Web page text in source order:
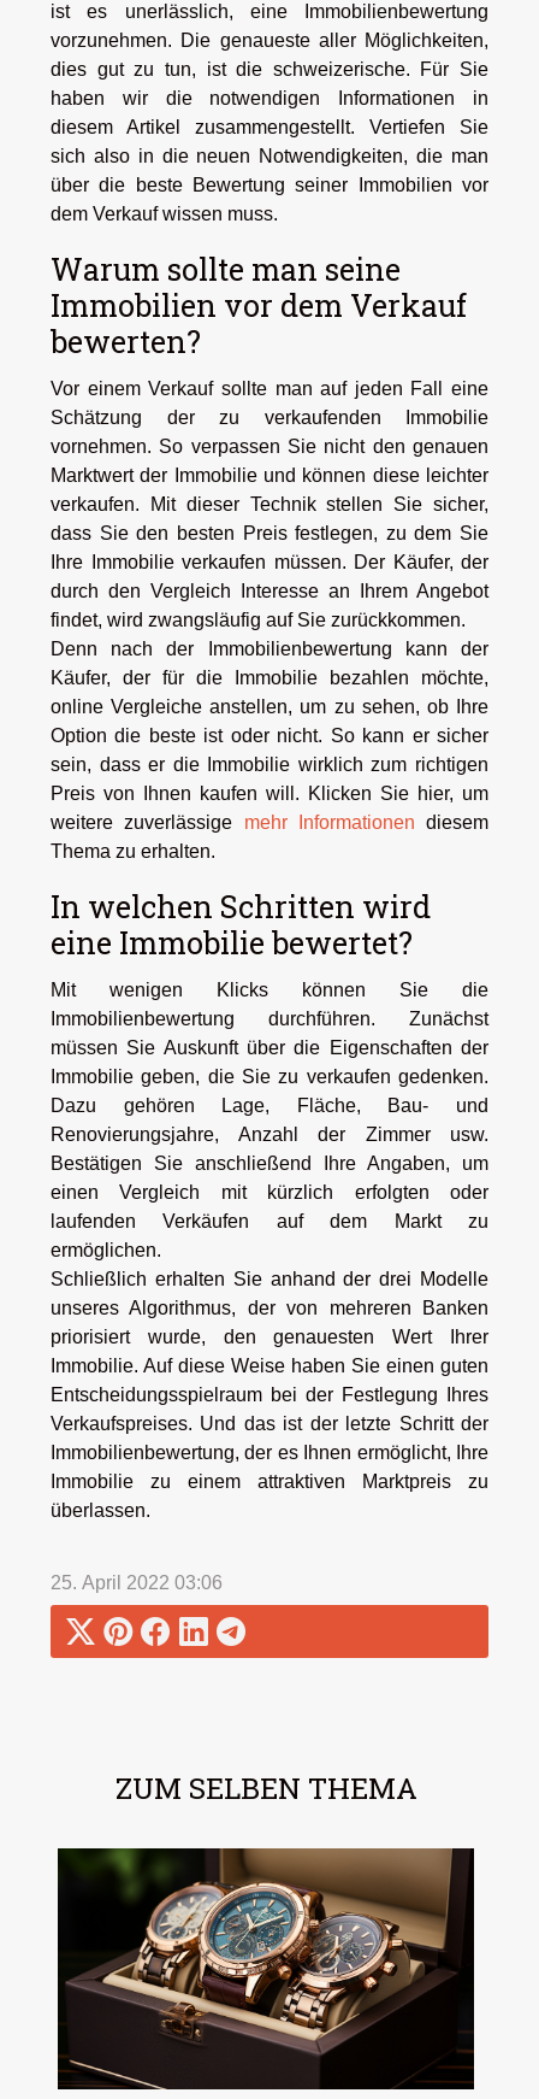
ist es unerlässlich, eine Immobilienbewertung
vorzunehmen. Die genaueste aller Möglichkeiten,
dies gut zu tun, ist die schweizerische. Für Sie
haben wir die notwendigen Informationen in
diesem Artikel zusammengestellt. Vertiefen Sie
sich also in die neuen Notwendigkeiten, die man
über die beste Bewertung seiner Immobilien vor
dem Verkauf wissen muss.
Warum sollte man seine
Immobilien vor dem Verkauf
bewerten?
Vor einem Verkauf sollte man auf jeden Fall eine
Schätzung der zu verkaufenden Immobilie
vornehmen. So verpassen Sie nicht den genauen
Marktwert der Immobilie und können diese leichter
verkaufen. Mit dieser Technik stellen Sie sicher,
dass Sie den besten Preis festlegen, zu dem Sie
Ihre Immobilie verkaufen müssen. Der Käufer, der
durch den Vergleich Interesse an Ihrem Angebot
findet, wird zwangsläufig auf Sie zurückkommen.
Denn nach der Immobilienbewertung kann der
Käufer, der für die Immobilie bezahlen möchte,
online Vergleiche anstellen, um zu sehen, ob Ihre
Option die beste ist oder nicht. So kann er sicher
sein, dass er die Immobilie wirklich zum richtigen
Preis von Ihnen kaufen will. Klicken Sie hier, um
weitere zuverlässige mehr Informationen diesem
Thema zu erhalten.
In welchen Schritten wird
eine Immobilie bewertet?
Mit wenigen Klicks können Sie die
Immobilienbewertung durchführen. Zunächst
müssen Sie Auskunft über die Eigenschaften der
Immobilie geben, die Sie zu verkaufen gedenken.
Dazu gehören Lage, Fläche, Bau- und
Renovierungsjahre, Anzahl der Zimmer usw.
Bestätigen Sie anschließend Ihre Angaben, um
einen Vergleich mit kürzlich erfolgten oder
laufenden Verkäufen auf dem Markt zu
ermöglichen.
Schließlich erhalten Sie anhand der drei Modelle
unseres Algorithmus, der von mehreren Banken
priorisiert wurde, den genauesten Wert Ihrer
Immobilie. Auf diese Weise haben Sie einen guten
Entscheidungsspielraum bei der Festlegung Ihres
Verkaufspreises. Und das ist der letzte Schritt der
Immobilienbewertung, der es Ihnen ermöglicht, Ihre
Immobilie zu einem attraktiven Marktpreis zu
überlassen.
25. April 2022 03:06
ZUM SELBEN THEMA